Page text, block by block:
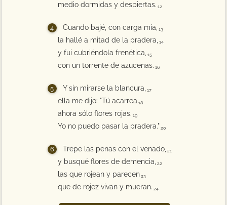
medio dormidas y despiertas. 12
Cuando bajé, con carga mía, 13
la hallé a mitad de la pradera, 14
y fui cubriéndola frenética, 15
con un torrente de azucenas. 16
Y sin mirarse la blancura, 17
ella me dijo: "Tú acarrea 18
ahora sólo flores rojas. 19
Yo no puedo pasar la pradera." 20
Trepe las penas con el venado, 21
y busqué flores de demencia, 22
las que rojean y parecen 23
que de rojez vivan y mueran. 24